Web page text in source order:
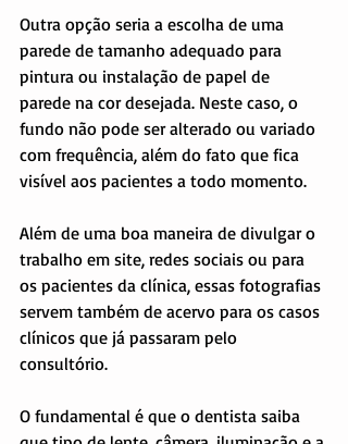
Outra opção seria a escolha de uma
parede de tamanho adequado para
pintura ou instalação de papel de
parede na cor desejada. Neste caso, o
fundo não pode ser alterado ou variado
com frequência, além do fato que fica
visível aos pacientes a todo momento.
Além de uma boa maneira de divulgar o
trabalho em site, redes sociais ou para
os pacientes da clínica, essas fotografias
servem também de acervo para os casos
clínicos que já passaram pelo
consultório.
O fundamental é que o dentista saiba